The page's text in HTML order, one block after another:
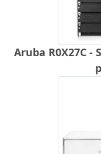
Aruba R0X27C -